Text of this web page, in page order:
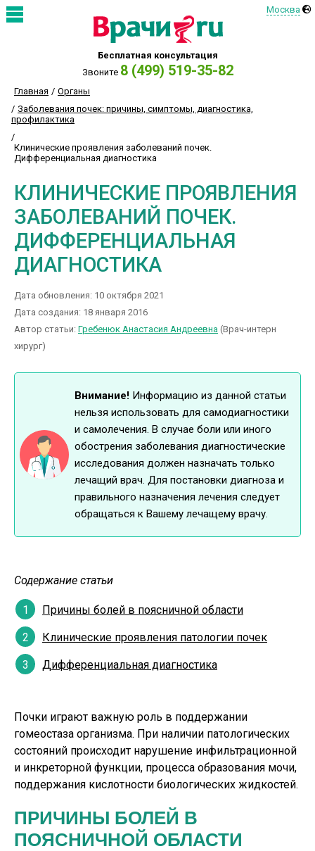
Бесплатная консультация
Звоните 8 (499) 519-35-82
Москва
Главная
Органы
Заболевания почек: причины, симптомы, диагностика,
профилактика
Клинические проявления заболеваний почек.
Дифференциальная диагностика
КЛИНИЧЕСКИЕ ПРОЯВЛЕНИЯ
ЗАБОЛЕВАНИЙ ПОЧЕК.
ДИФФЕРЕНЦИАЛЬНАЯ
ДИАГНОСТИКА
Дата обновления: 10 октября 2021
Дата создания: 18 января 2016
Автор статьи: Гребенюк Анастасия Андреевна (Врач-интерн
хирург)
Внимание! Информацию из данной статьи
нельзя использовать для самодиагностики
и самолечения. В случае боли или иного
обострения заболевания диагностические
исследования должен назначать только
лечащий врач. Для постановки диагноза и
правильного назначения лечения следует
обращаться к Вашему лечащему врачу.
Содержание статьи
Причины болей в поясничной области
Клинические проявления патологии почек
Дифференциальная диагностика
Почки играют важную роль в поддержании
гомеостаза организма. При наличии патологических
состояний происходит нарушение инфильтрационной
и инкреторной функции, процесса образования мочи,
поддержания кислотности биологических жидкостей.
ПРИЧИНЫ БОЛЕЙ В
ПОЯСНИЧНОЙ ОБЛАСТИ